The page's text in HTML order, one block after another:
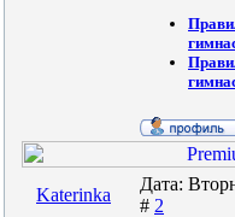
Katerinka
Дата:
# 2